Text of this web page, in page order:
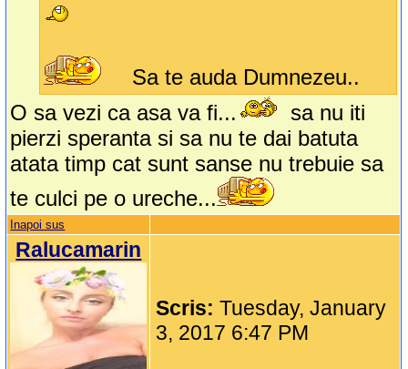
Sa te auda Dumnezeu..
O sa vezi ca asa va fi...
sa nu iti
pierzi speranta si sa nu te dai batuta
atata timp cat sunt sanse nu trebuie sa
te culci pe o ureche...
Inapoi sus
Ralucamarin
Scris:Tuesday, January
3, 2017 6:47 PM